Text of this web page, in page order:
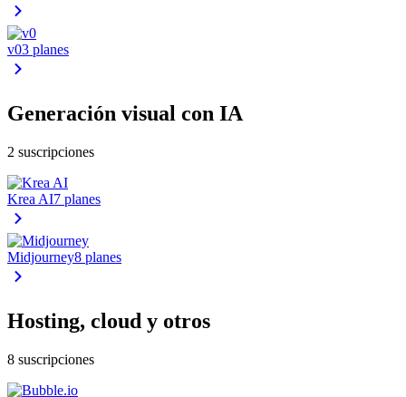
v03 planes
Generación visual con IA
2 suscripciones
Krea AI7 planes
Midjourney8 planes
Hosting, cloud y otros
8 suscripciones